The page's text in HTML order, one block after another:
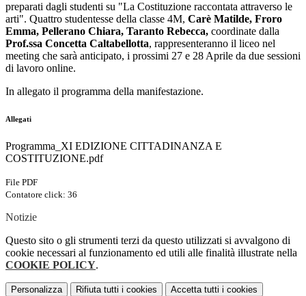
preparati dagli studenti su "La Costituzione raccontata attraverso le
arti". Quattro studentesse della classe 4M, Carè Matilde, Froro
Emma, Pellerano Chiara, Taranto Rebecca, coordinate dalla
Prof.ssa Concetta Caltabellotta, rappresenteranno il liceo nel
meeting che sarà anticipato, i prossimi 27 e 28 Aprile da due sessioni
di lavoro online.
In allegato il programma della manifestazione.
Allegati
Programma_XI EDIZIONE CITTADINANZA E
COSTITUZIONE.pdf
File PDF
Contatore click: 36
Notizie
Questo sito o gli strumenti terzi da questo utilizzati si avvalgono di
cookie necessari al funzionamento ed utili alle finalità illustrate nella
COOKIE POLICY.
Personalizza Rifiuta tutti i cookies Accetta tutti i cookies